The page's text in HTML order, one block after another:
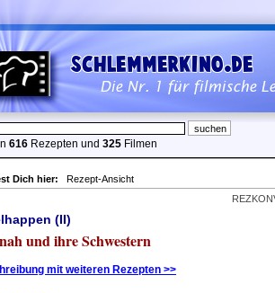
616 Rezepten und 325 Filmen
Dich hier:
Rezept-Ansicht
(II)
und ihre Schwestern
mit weiteren Rezepten >>